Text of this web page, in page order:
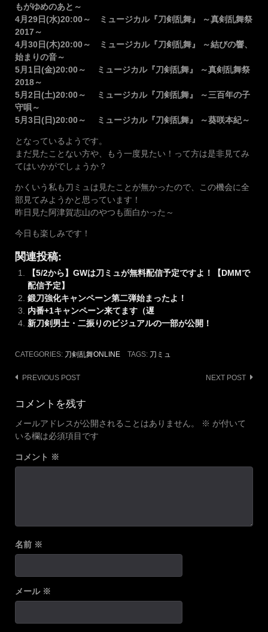
もがゆめのあと～
4月29日(水)20:00～ ミュージカル『刀剣乱舞』 ～真剣乱舞祭
2017～
4月30日(木)20:00～ ミュージカル『刀剣乱舞』 ～結びの響、
始まりの音～
5月1日(金)20:00～ ミュージカル『刀剣乱舞』 ～真剣乱舞祭
2018～
5月2日(土)20:00～ ミュージカル『刀剣乱舞』 ～三百年の子
守唄～
5月3日(日)20:00～ ミュージカル『刀剣乱舞』 ～葵咲本紀～
となっているようです。
まだ見たことない方や、もう一度見たい！って方は是非見てみ
てはいかがでしょうか？
かくいう私も刀ミュは見たことが無かったので、この機会に全
部見てみようかと思っています！
昨日見た阿津賀志山のやつも面白かった～
今日も楽しみです！
関連投稿:
【5/2から】GWは刀ミュが無料配信予定ですよ！【DMMで
配信予定】
鍛刀強化キャンペーン第二弾始まったよ！
内番+1キャンペーン来てます（遅
新刀剣男士・二振りのビジュアルの一部が公開！
CATEGORIES: 刀剣乱舞ONLINE TAGS: 刀ミュ
Post
navigation
PREVIOUS POST NEXT POST
コメントを残す
メールアドレスが公開されることはありません。 ※ が付いて
いる欄は必須項目です
コメント ※
名前 ※
メール ※